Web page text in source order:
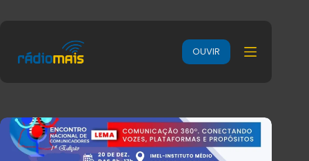
OUVIR